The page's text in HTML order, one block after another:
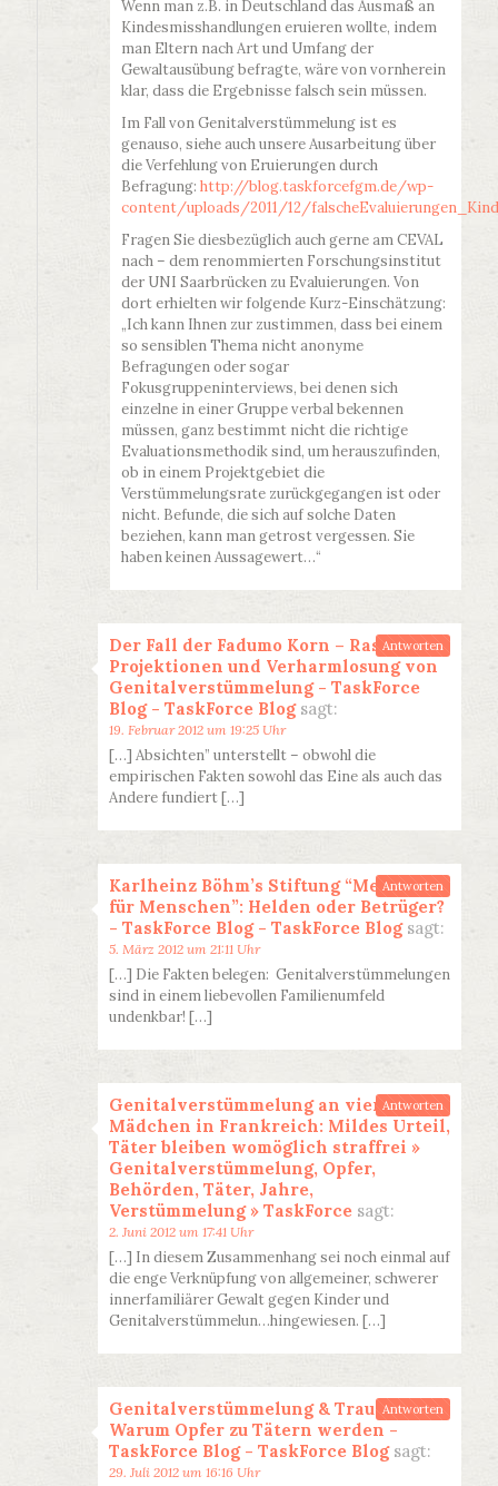
Wenn man z.B. in Deutschland das Ausmaß an
Kindesmisshandlungen eruieren wollte, indem
man Eltern nach Art und Umfang der
Gewaltausübung befragte, wäre von vornherein
klar, dass die Ergebnisse falsch sein müssen.
Im Fall von Genitalverstümmelung ist es
genauso, siehe auch unsere Ausarbeitung über
die Verfehlung von Eruierungen durch
Befragung: http://blog.taskforcefgm.de/wp-
content/uploads/2011/12/
Fragen Sie diesbezüglich auch gerne am CEVAL
nach – dem renommierten Forschungsinstitut
der UNI Saarbrücken zu Evaluierungen. Von
dort erhielten wir folgende Kurz-Einschätzung:
„Ich kann Ihnen zur zustimmen, dass bei einem
so sensiblen Thema nicht anonyme
Befragungen oder sogar
Fokusgruppeninterviews, bei denen sich
einzelne in einer Gruppe verbal bekennen
müssen, ganz bestimmt nicht die richtige
Evaluationsmethodik sind, um herauszufinden,
ob in einem Projektgebiet die
Verstümmelungsrate zurückgegangen ist oder
nicht. Befunde, die sich auf solche Daten
beziehen, kann man getrost vergessen. Sie
haben keinen Aussagewert…“
Der Fall der Fadumo Korn – Rassismus-
Projektionen und Verharmlosung von
Genitalverstümmelung - TaskForce
Blog - TaskForce Blog sagt:
19. Februar 2012 um 19:25 Uhr
[…] Absichten” unterstellt – obwohl die
empirischen Fakten sowohl das Eine als auch das
Andere fundiert […]
Antworten
Karlheinz Böhm’s Stiftung “Menschen
für Menschen”: Helden oder Betrüger?
- TaskForce Blog - TaskForce Blog sagt:
5. März 2012 um 21:11 Uhr
[…] Die Fakten belegen: Genitalverstümmelungen
sind in einem liebevollen Familienumfeld
undenkbar! […]
Antworten
Genitalverstümmelung an vier
Mädchen in Frankreich: Mildes Urteil,
Täter bleiben womöglich straffrei »
Genitalverstümmelung, Opfer,
Behörden, Täter, Jahre,
Verstümmelung » TaskForce sagt:
2. Juni 2012 um 17:41 Uhr
[…] In diesem Zusammenhang sei noch einmal auf
die enge Verknüpfung von allgemeiner, schwerer
innerfamiliärer Gewalt gegen Kinder und
Genitalverstümmelun…hingewiesen. […]
Antworten
Genitalverstümmelung & Trauma:
Warum Opfer zu Tätern werden -
TaskForce Blog - TaskForce Blog sagt:
29. Juli 2012 um 16:16 Uhr
Antworten